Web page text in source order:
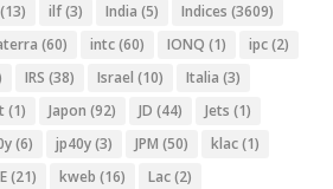
ilf(3) India (5) Indices (3609)
(60) intc(60) IONQ (1) ipc(2)
IRS (38) Israel (10) Italia (3)
(1) Japon (92) JD (44) Jets (1)
(6) jp40y(3) JPM (50) klac(1)
(21) kweb (16) Lac(2)